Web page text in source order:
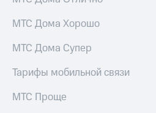
акционера
капитал
и
Рынок
акций
МТС Дома Хорошо
МТС Дома Супер
Тарифы мобильной связи
МТС Проще